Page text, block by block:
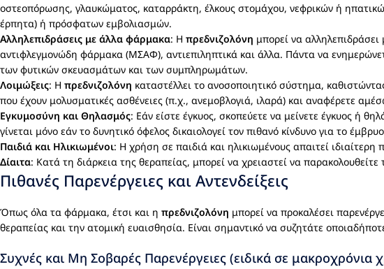
οστεοπόρωσης, γλαυκώματος, καταρράκτη, έλκους στομάχου, νεφρικών ή
έρπητα) ή πρόσφατων εμβολιασμών.
Αλληλεπιδράσεις με άλλα φάρμακα: Η πρεδνιζολόνη μπορεί να
αντιφλεγμονώδη φάρμακα (ΜΣΑΦ), αντιεπιληπτικά και άλλα. Πάντα να
των φυτικών σκευασμάτων και των συμπληρωμάτων.
Λοιμώξεις: Η πρεδνιζολόνη καταστέλλει το ανοσοποιητικό σύστημα,
που έχουν μολυσματικές ασθένειες (π.χ., ανεμοβλογιά, ιλαρά) και αναφέρετε
Εγκυμοσύνη και Θηλασμός: Εάν είστε έγκυος, σκοπεύετε να μείνετε έγκυος ή
γίνεται μόνο εάν το δυνητικό όφελος δικαιολογεί τον πιθανό κίνδυνο για το
Παιδιά και Ηλικιωμένοι: Η χρήση σε παιδιά και ηλικιωμένους απαιτεί
Δίαιτα: Κατά τη διάρκεια της θεραπείας, μπορεί να χρειαστεί να
Πιθανές Παρενέργειες και Αντενδείξεις
Όπως όλα τα φάρμακα, έτσι και η πρεδνιζολόνη μπορεί να προκαλέσει
θεραπείας και την ατομική ευαισθησία. Είναι σημαντικό να συζητάτε
Συχνές και Μη Σοβαρές Παρενέργειες (ειδικά σε μακροχρόνια